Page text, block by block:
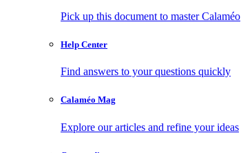
Pick up this document to master Calaméo
Help Center
Find answers to your questions quickly
Calaméo Mag
Explore our articles and refine your ideas